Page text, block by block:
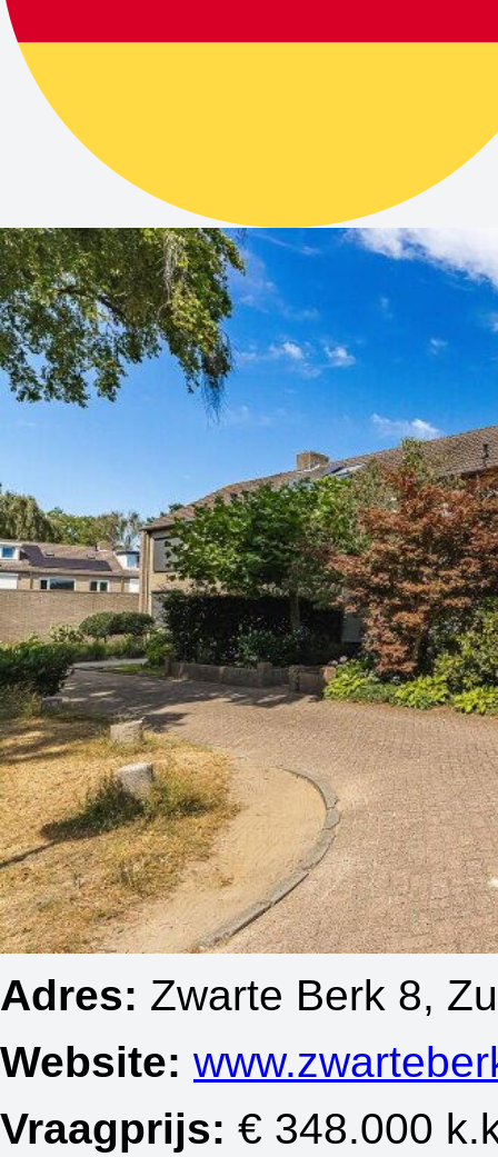
Adres: Zwarte Berk 8,
Website:
Vraagprijs: € 348.000